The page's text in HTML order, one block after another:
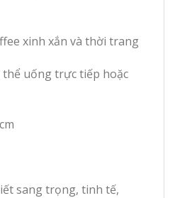
xinh xắn và thời trang
uống trực tiếp hoặc
sang trọng, tinh tế,